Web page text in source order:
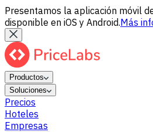
Presentamos la aplicación móvil
disponible en iOS y Android.Más
Productos
Soluciones
Precios
Hoteles
Empresas